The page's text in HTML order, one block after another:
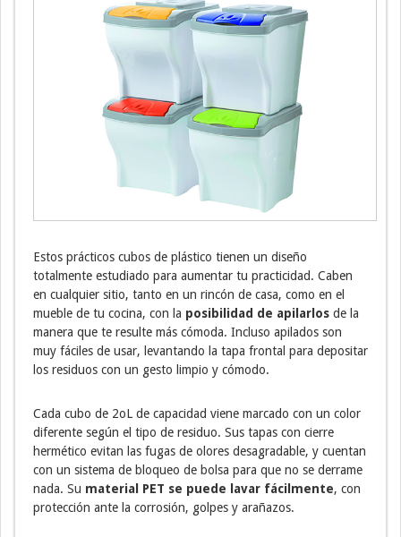
Estos prácticos cubos de plástico tienen un diseño
totalmente estudiado para aumentar tu practicidad. Caben
en cualquier sitio, tanto en un rincón de casa, como en el
mueble de tu cocina, con la posibilidad de apilarlos de la
manera que te resulte más cómoda. Incluso apilados son
muy fáciles de usar, levantando la tapa frontal para depositar
los residuos con un gesto limpio y cómodo.
Cada cubo de 2oL de capacidad viene marcado con un color
diferente según el tipo de residuo. Sus tapas con cierre
hermético evitan las fugas de olores desagradable, y cuentan
con un sistema de bloqueo de bolsa para que no se derrame
nada. Su material PET se puede lavar fácilmente, con
protección ante la corrosión, golpes y arañazos.